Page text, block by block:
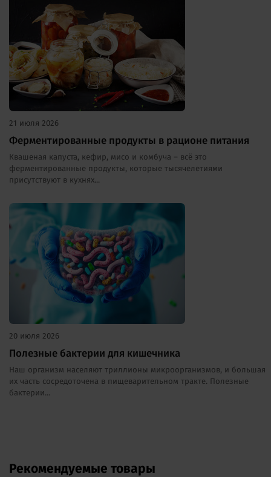
21 июля 2026
Ферментированные продукты в рационе питания
Квашеная капуста, кефир, мисо и комбуча – всё это
ферментированные продукты, которые тысячелетиями
присутствуют в кухнях...
20 июля 2026
Полезные бактерии для кишечника
Наш организм населяют триллионы микроорганизмов, и большая
их часть сосредоточена в пищеварительном тракте. Полезные
бактерии...
Рекомендуемые товары